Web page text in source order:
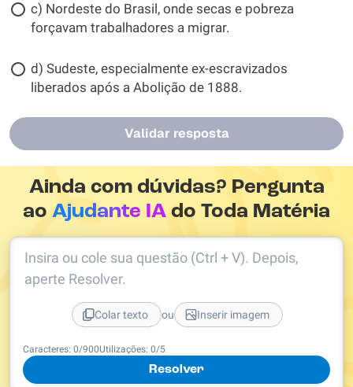
c) Nordeste do Brasil, onde secas e pobreza
forçavam trabalhadores a migrar.
d) Sudeste, especialmente ex-escravizados
liberados após a Abolição de 1888.
Validar resposta
Ainda com dúvidas? Pergunta
aoAjudante IA do Toda Matéria
Caracteres: 0/900Utilizações: 0/5
Resolver
Insira ou cole sua questão (Ctrl + V). Depois,
aperte Resolver.
Colar texto ou Inserir imagem